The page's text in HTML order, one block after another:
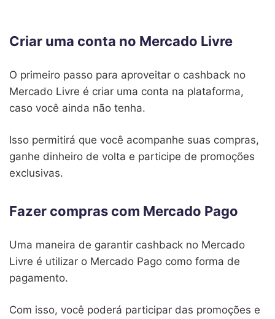
Criar uma conta no Mercado Livre
O primeiro passo para aproveitar o cashback no
Mercado Livre é criar uma conta na plataforma,
caso você ainda não tenha.
Isso permitirá que você acompanhe suas compras,
ganhe dinheiro de volta e participe de promoções
exclusivas.
Fazer compras com Mercado Pago
Uma maneira de garantir cashback no Mercado
Livre é utilizar o Mercado Pago como forma de
pagamento.
Com isso, você poderá participar das promoções e